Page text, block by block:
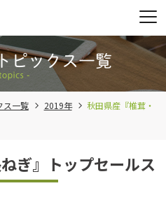
ス一覧 2019年
秋田県産『椎茸・
ぎ』トップセールス